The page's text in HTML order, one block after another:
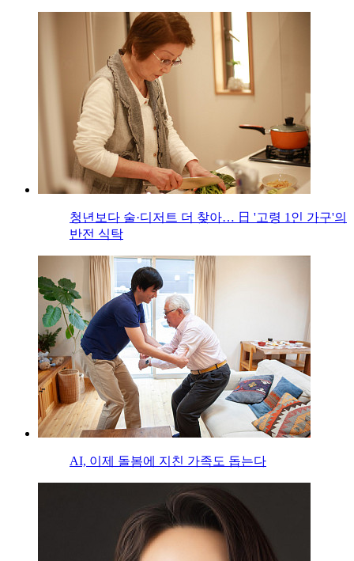
청년보다 술·디저트 더 찾아… 日 '고령 1인 가구'의
반전 식탁
AI, 이제 돌봄에 지친 가족도 돕는다